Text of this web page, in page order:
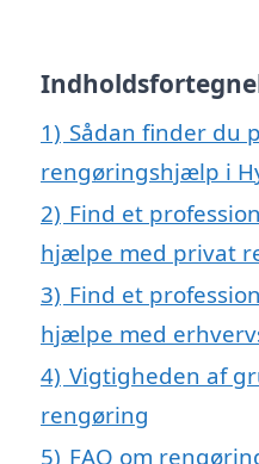
1) Sådan finder du
rengøringshjælp i
2) Find et
hjælpe med privat
3) Find et
hjælpe med
4) Vigtigheden af
rengøring
5) FAQ om